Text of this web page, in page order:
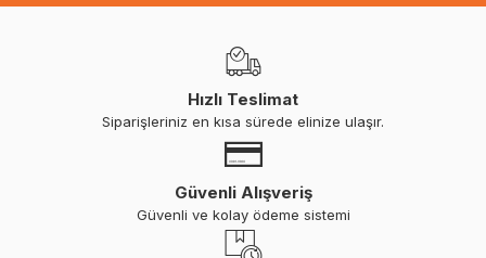
Hızlı Teslimat
Siparişleriniz en kısa sürede elinize ulaşır.
Güvenli Alışveriş
Güvenli ve kolay ödeme sistemi